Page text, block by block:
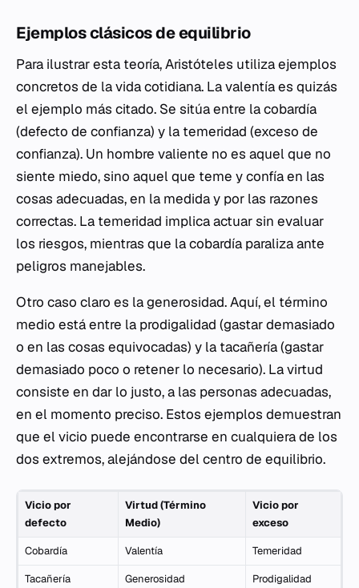
Ejemplos clásicos de equilibrio
Para ilustrar esta teoría, Aristóteles utiliza ejemplos
concretos de la vida cotidiana. La valentía es quizás
el ejemplo más citado. Se sitúa entre la cobardía
(defecto de confianza) y la temeridad (exceso de
confianza). Un hombre valiente no es aquel que no
siente miedo, sino aquel que teme y confía en las
cosas adecuadas, en la medida y por las razones
correctas. La temeridad implica actuar sin evaluar
los riesgos, mientras que la cobardía paraliza ante
peligros manejables.
Otro caso claro es la generosidad. Aquí, el término
medio está entre la prodigalidad (gastar demasiado
o en las cosas equivocadas) y la tacañería (gastar
demasiado poco o retener lo necesario). La virtud
consiste en dar lo justo, a las personas adecuadas,
en el momento preciso. Estos ejemplos demuestran
que el vicio puede encontrarse en cualquiera de los
dos extremos, alejándose del centro de equilibrio.
Vicio por
defecto
Virtud (Término
Medio)
Vicio por
exceso
Cobardía Valentía Temeridad
Tacañería Generosidad Prodigalidad